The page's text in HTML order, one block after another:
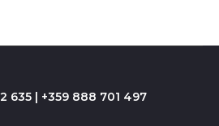
635 | +359 888 701 497